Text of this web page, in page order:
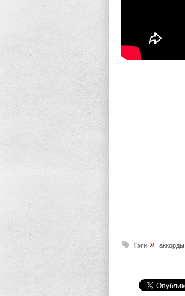
Тэги » аккорды